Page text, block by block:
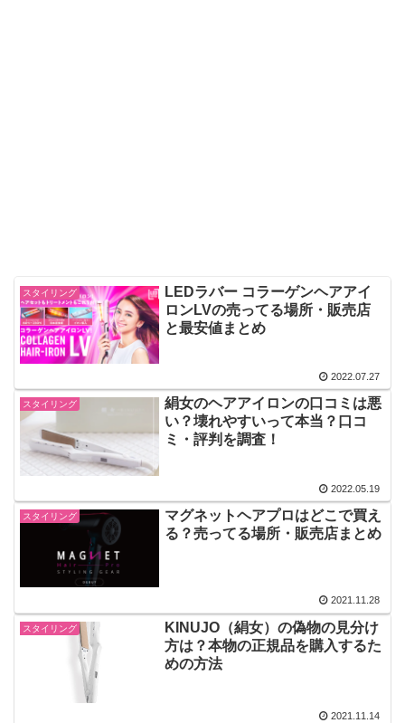
スタイリング
LEDラバー コラーゲンヘアアイ
ロンLVの売ってる場所・販売店
と最安値まとめ
2022.07.27
スタイリング
絹女のヘアアイロンの口コミは悪
い？壊れやすいって本当？口コ
ミ・評判を調査！
2022.05.19
スタイリング
マグネットヘアプロはどこで買え
る？売ってる場所・販売店まとめ
2021.11.28
スタイリング
KINUJO（絹女）の偽物の見分け
方は？本物の正規品を購入するた
めの方法
2021.11.14